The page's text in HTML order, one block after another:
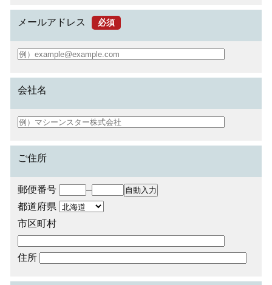
メールアドレス 必須
会社名
ご住所
郵便番号
–
都道府県
市区町村
住所